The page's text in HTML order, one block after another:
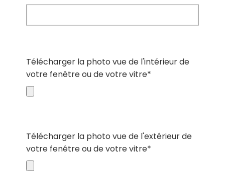
Télécharger la photo vue de l'intérieur de
votre fenêtre ou de votre vitre*
Télécharger la photo vue de l'extérieur de
votre fenêtre ou de votre vitre*